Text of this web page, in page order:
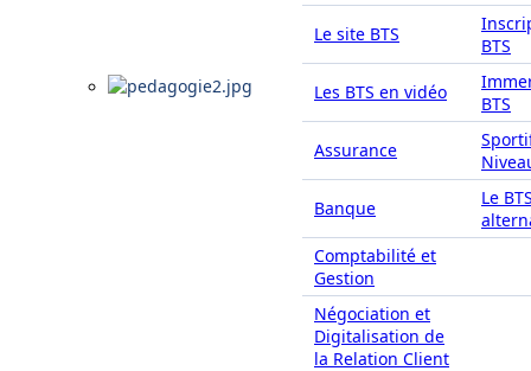
Le site BTS
BTS
Les BTS en vidéo
BTS
Assurance
Banque
Le
Comptabilité et
Gestion
Négociation et
Digitalisation de
la Relation Client